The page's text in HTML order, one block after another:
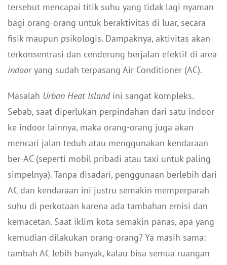
tersebut mencapai titik suhu yang tidak lagi nyaman
bagi orang-orang untuk beraktivitas di luar, secara
fisik maupun psikologis. Dampaknya, aktivitas akan
terkonsentrasi dan cenderung berjalan efektif di area
indooryang sudah terpasang Air Conditioner (AC).
Masalah Urban Heat Island ini sangat kompleks.
Sebab, saat diperlukan perpindahan dari satu indoor
ke indoor lainnya, maka orang-orang juga akan
mencari jalan teduh atau menggunakan kendaraan
ber-AC (seperti mobil pribadi atau taxi untuk paling
simpelnya). Tanpa disadari, penggunaan berlebih dari
AC dan kendaraan ini justru semakin memperparah
suhu di perkotaan karena ada tambahan emisi dan
kemacetan. Saat iklim kota semakin panas, apa yang
kemudian dilakukan orang-orang? Ya masih sama:
tambah AC lebih banyak, kalau bisa semua ruangan